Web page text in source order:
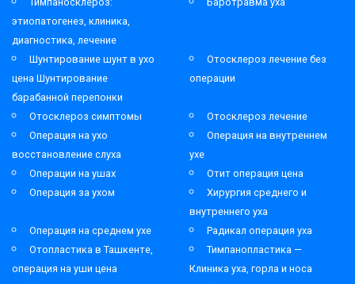
этиопатогенез, клиника,
диагностика, лечение
Шунтирование шунт в ухо
цена Шунтирование
барабанной перепонки
Отосклероз лечение без
операции
Отосклероз симптомы
Отосклероз лечение
Операция на ухо
восстановление слуха
Операция на внутреннем
ухе
Операции на ушах
Отит операция цена
Операция за ухом
Хирургия среднего и
внутреннего уха
Операция на среднем ухе
Радикал операция уха
Отопластика в Ташкенте,
операция на уши цена
Тимпанопластика —
Клиника уха, горла и носа